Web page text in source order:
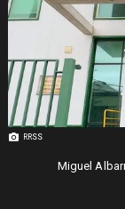
RRSS
Miguel